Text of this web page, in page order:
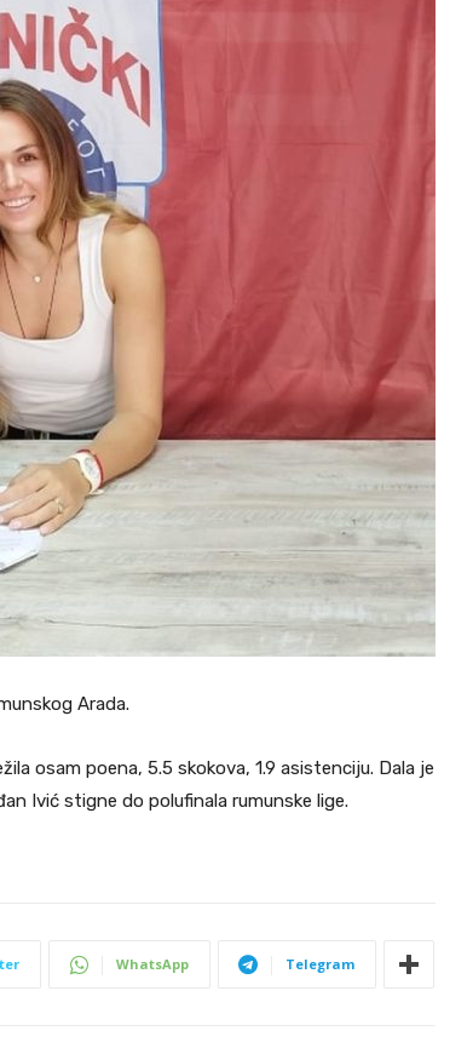
Arada.
osam poena, 5.5 skokova, 1.9 asistenciju. Dala je
Ivić stigne do polufinala rumunske lige.
WhatsApp Telegram